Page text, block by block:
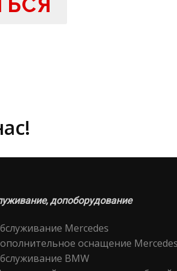
допоборудование
Mercedes
оснащение Mercedes
BMW